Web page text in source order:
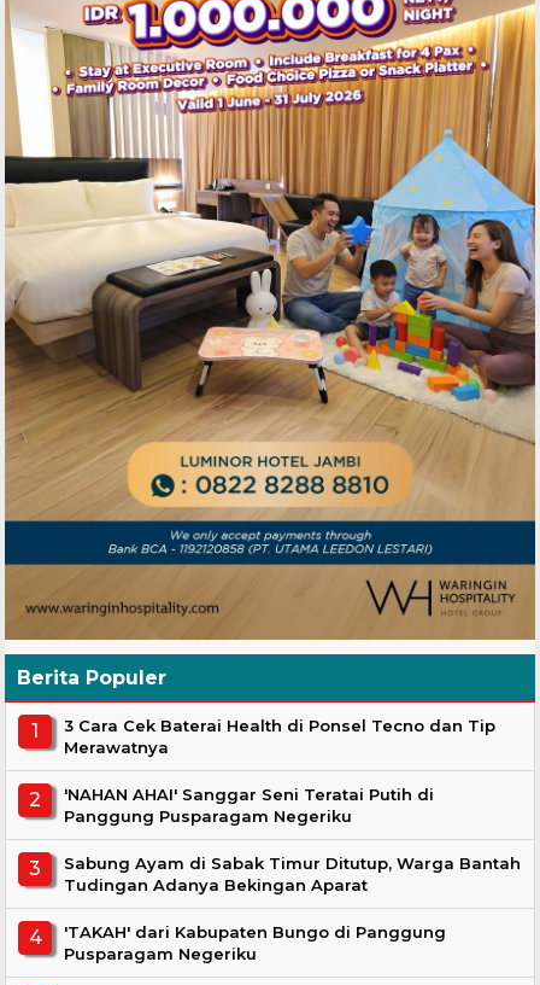
Berita Populer
3 Cara Cek Baterai Health di Ponsel Tecno dan Tip
Merawatnya
'NAHAN AHAI' Sanggar Seni Teratai Putih di
Panggung Pusparagam Negeriku
Sabung Ayam di Sabak Timur Ditutup, Warga Bantah
Tudingan Adanya Bekingan Aparat
'TAKAH' dari Kabupaten Bungo di Panggung
Pusparagam Negeriku